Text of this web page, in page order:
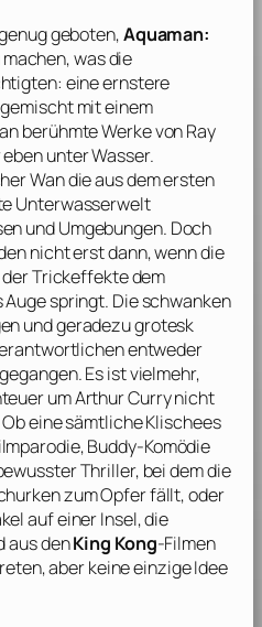
geboten,Aquaman:
was die
eine ernstere
mit einem
berühmte Werke vonRay
unter Wasser.
Wandie aus dem ersten
Unterwasserwelt
und Umgebungen. Doch
nicht erst dann, wenn die
Trickeffekte dem
springt. Die schwanken
und geradezu grotesk
entweder
Es ist vielmehr,
um Arthur Curry nicht
eine sämtliche Klischees
Buddy-Komödie
Thriller, bei dem die
zum Opfer fällt, oder
auf einer Insel, die
aus denKing Kong-Filmen
aber keine einzige Idee